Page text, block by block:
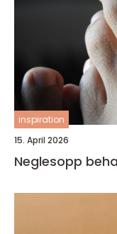
inspiration
15. April 2026